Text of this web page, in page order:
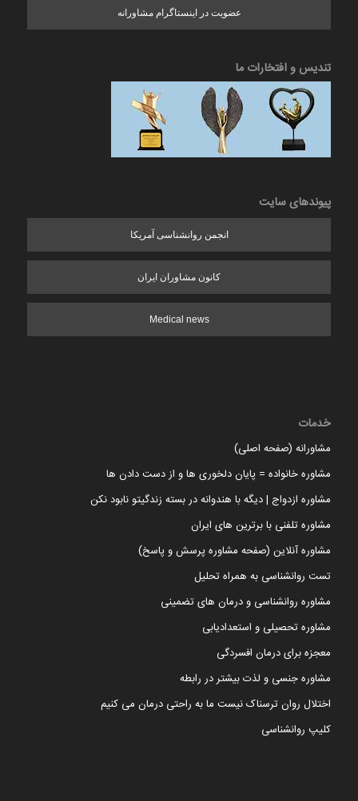
عضویت در اینستاگرام مشاورانه
تندیس و افتخارات ما
پیوندهای سایت
انجمن روانشناسی آمریکا
کانون مشاوران ایران
Medical news
خدمات
مشاورانه (صفحه اصلی)
مشاوره خانواده = پایان دلخوری ها و از دست دادن ها
مشاوره ازدواج | دیگه با هندوانه در بسته زندگیتو نابود نکن
مشاوره تلفنی با برترین های ایران
مشاوره آنلاین (صفحه مشاوره پرسش و پاسخ)
تست روانشناسی به همراه تحلیل
مشاوره روانشناسی و درمان های تضمینی
مشاوره تحصیلی و استعدادیابی
معجزه برای درمان افسردگی
مشاوره جنسی و لذت بیشتر در رابطه
اختلال روان ترسناک نیست ما به راحتی درمان می کنیم
کلیپ روانشناسی